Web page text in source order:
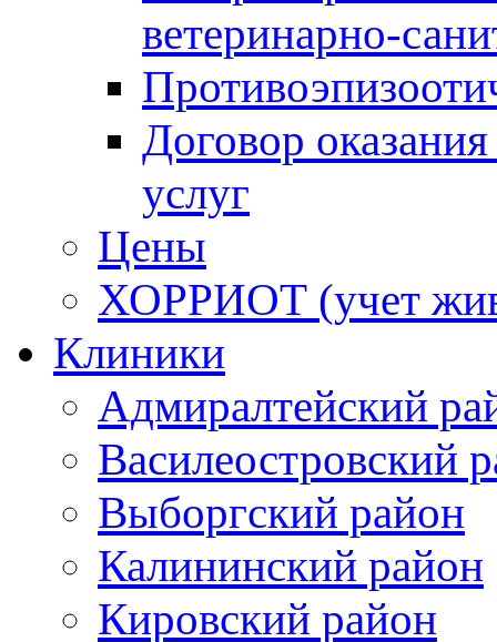
ветеринарно-
Договор
услуг
Цены
ХОРРИОТ (учет
Клиники
Адмиралтейский
Василеостровский
Выборгский район
Калининский район
Кировский район